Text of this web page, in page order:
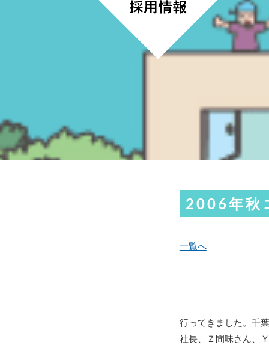
2006年秋
一覧へ
行ってきました。千
社長、Ｚ間味さん、